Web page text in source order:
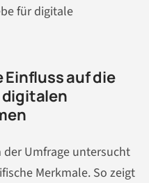
für digitale
Einfluss auf die
der Umfrage untersucht
Merkmale. So zeigt